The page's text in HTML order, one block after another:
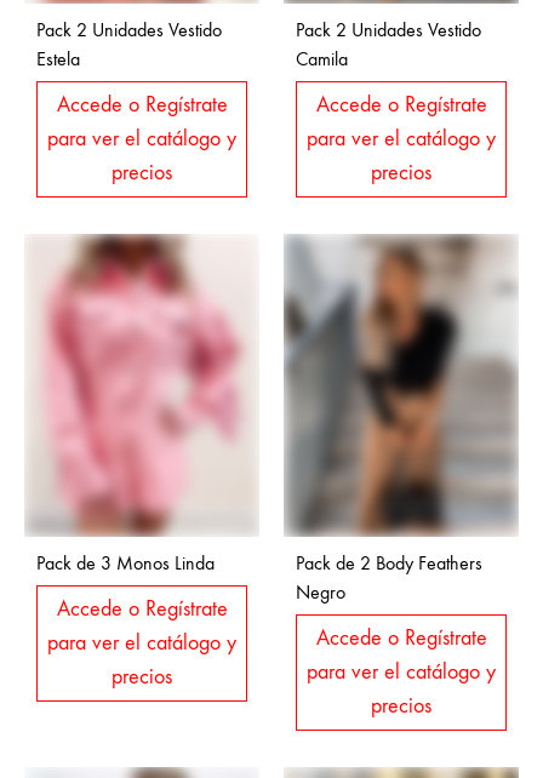
Pack 2 Unidades Vestido
Estela
Accede o Regístrate
para ver el catálogo y
precios
Pack 2 Unidades Vestido
Camila
Accede o Regístrate
para ver el catálogo y
precios
Pack de 3 Monos Linda
Accede o Regístrate
para ver el catálogo y
precios
Pack de 2 Body Feathers
Negro
Accede o Regístrate
para ver el catálogo y
precios